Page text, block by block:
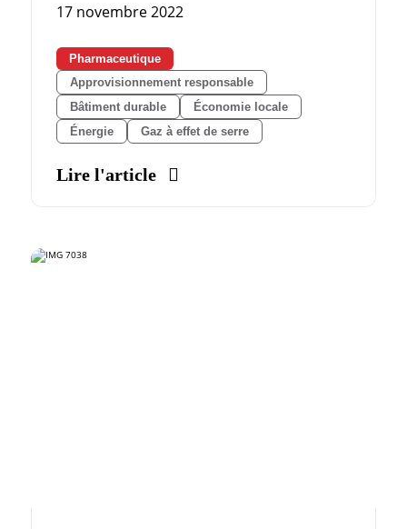
17 novembre 2022
Pharmaceutique
Approvisionnement responsable
Bâtiment durable
Économie locale
Énergie
Gaz à effet de serre
Lire l'article